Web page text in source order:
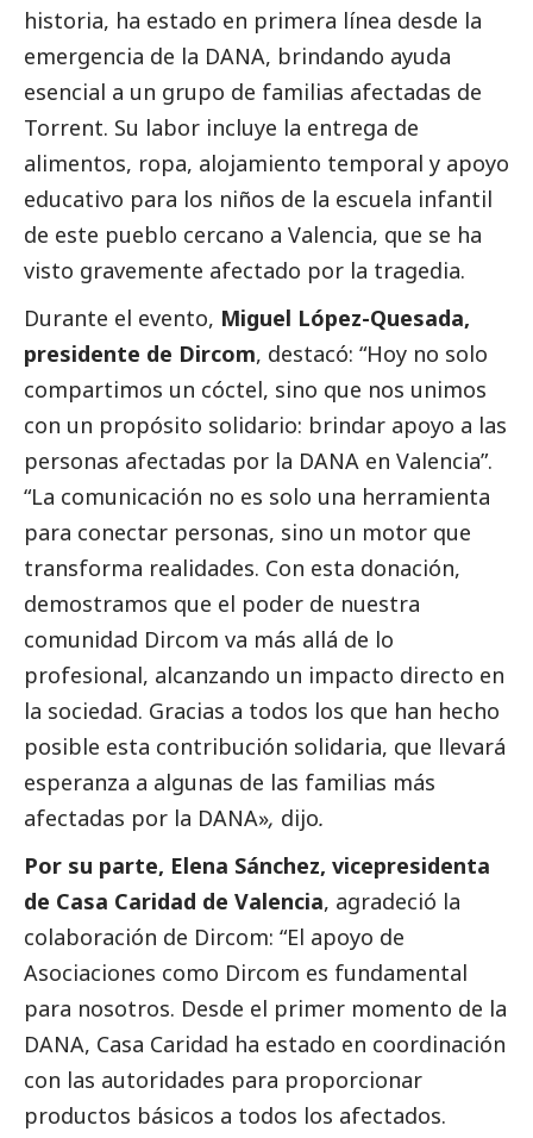
historia, ha estado en primera línea desde la
emergencia de la DANA, brindando ayuda
esencial a un grupo de familias afectadas de
Torrent. Su labor incluye la entrega de
alimentos, ropa, alojamiento temporal y apoyo
educativo para los niños de la escuela infantil
de este pueblo cercano a Valencia, que se ha
visto gravemente afectado por la tragedia.
Durante el evento, Miguel López-Quesada,
presidente de Dircom, destacó: “Hoy no solo
compartimos un cóctel, sino que nos unimos
con un propósito solidario: brindar apoyo a las
personas afectadas por la DANA en Valencia”.
“La comunicación no es solo una herramienta
para conectar personas, sino un motor que
transforma realidades. Con esta donación,
demostramos que el poder de nuestra
comunidad Dircom va más allá de lo
profesional, alcanzando un impacto directo en
la sociedad. Gracias a todos los que han hecho
posible esta contribución solidaria, que llevará
esperanza a algunas de las familias más
afectadas por la DANA», dijo.
Por su parte, Elena Sánchez, vicepresidenta
de Casa Caridad de Valencia, agradeció la
colaboración de Dircom: “El apoyo de
Asociaciones como Dircom es fundamental
para nosotros. Desde el primer momento de la
DANA, Casa Caridad ha estado en coordinación
con las autoridades para proporcionar
productos básicos a todos los afectados.